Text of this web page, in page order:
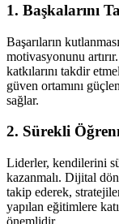
1. Başkalarını
Başarıların
motivasyonunu
katkılarını takdir
güven ortamını
sağlar.
2. Sürekli
Liderler, kendilerini
kazanmalı. Dijital
takip ederek,
yapılan eğitimlere
önemlidir.